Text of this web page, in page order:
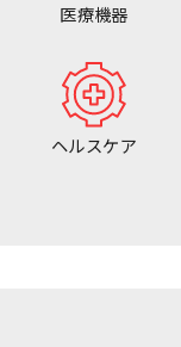
医療機器
ヘルスケア